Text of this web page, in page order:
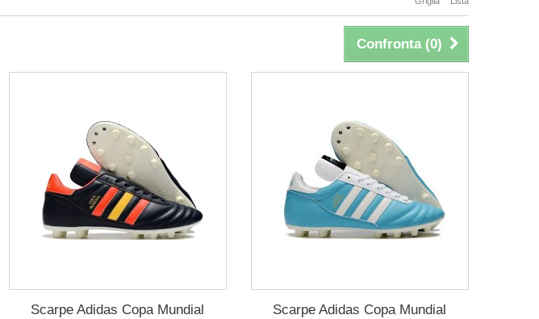
Confronta (0)
Scarpe Adidas Copa Mundial
Scarpe Adidas Copa Mundial